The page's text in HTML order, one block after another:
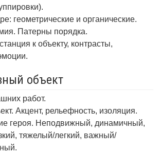
геометрические и органические.
Патерны порядка.
к объекту, контрасты,
объект
работ.
Акцент, рельефность, изоляция.
героя. Неподвижный, динамичный,
тяжелый/легкий, важный/